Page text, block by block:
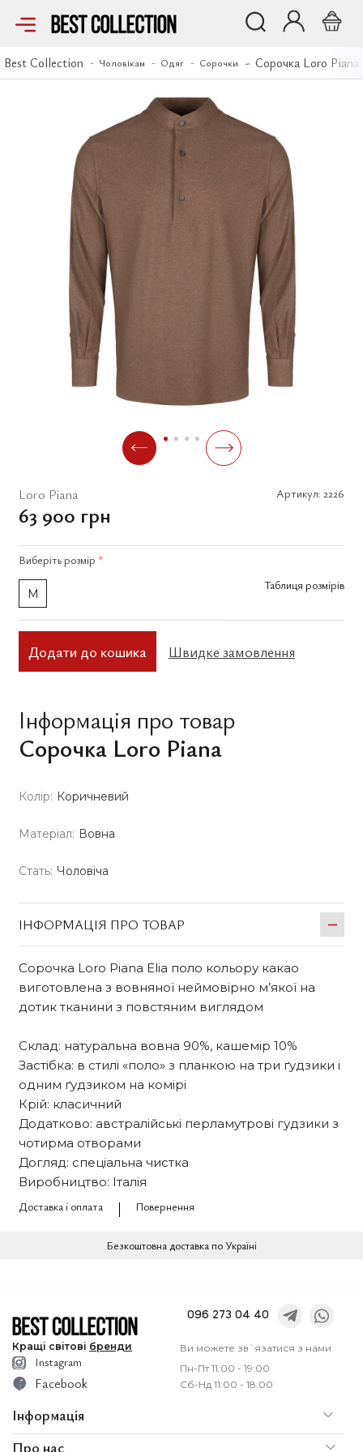
Best Collection Чоловікам Одяг Сорочки Сорочка Loro Piana
Сорочка Loro Piana
Loro Piana Артикул: 2226
63 900 грн
Виберіть розмір *
M
Таблиця розмірів
Додати до кошика Швидке замовлення
Інформація про товар
Сорочка Loro Piana
Колір: Коричневий
Матеріал: Вовна
Стать: Чоловіча
ІНФОРМАЦІЯ ПРО ТОВАР
Сорочка Loro Piana Elia поло кольору какао
виготовлена з вовняної неймовірно м’якої на
дотик тканини з повстяним виглядом
Склад: натуральна вовна 90%, кашемір 10%
Застібка: в стилі «поло» з планкою на три ґудзики і
одним ґудзиком на комірі
Крій: класичний
Додатково: австралійські перламутрові гудзики з
чотирма отворами
Догляд: спеціальна чистка
Виробництво: Італія
Доставка і оплата
Повернення
Безкоштовна доставка по Україні
Кращі світові бренди
096 273 04 40
Ви можете зв`язатися з нами
Пн-Пт 11:00 - 19:00
Сб-Нд 11:00 - 18:00
Про нас
Інформація
Instagram
Facebook